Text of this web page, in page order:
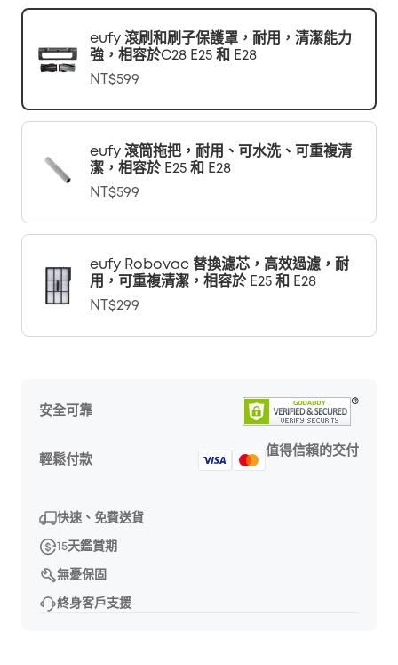
eufy 滾刷和刷子保護罩，耐用，清潔能力
強，相容於C28 E25 和 E28
NT$599
eufy 滾筒拖把，耐用、可水洗、可重複清
潔，相容於 E25 和 E28
NT$599
eufy Robovac 替換濾芯，高效過濾，耐
用，可重複清潔，相容於 E25 和 E28
NT$299
安全可靠
輕鬆付款
值得信賴的交付
快速、免費送貨
15天鑑賞期
無憂保固
終身客戶支援